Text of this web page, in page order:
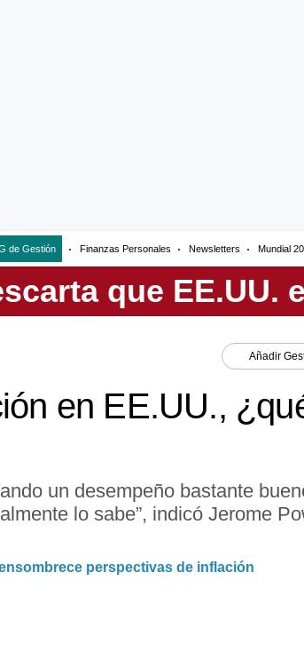
de Gestión Finanzas Personales Newsletters Mundial
Añadir
en EE.UU.,
un desempeño bastante
lo sabe”, indicó Jerome
perspectivas de inflación